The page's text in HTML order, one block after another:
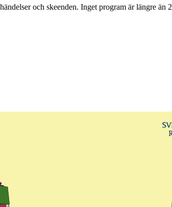
och skeenden. Inget program är längre än